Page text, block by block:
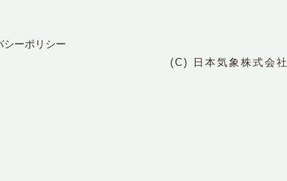
シーポリシー
(C) 日本気象株式会社